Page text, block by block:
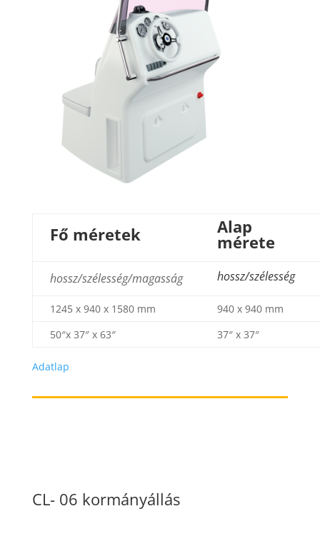
Fő méretek Alap
mérete
hossz/szélesség/magasság hossz/szélesség
1245 x 940 x 1580 mm
940 x 940 mm
50″x 37″ x 63″
37″ x 37″
Adatlap
CL- 06 kormányállás